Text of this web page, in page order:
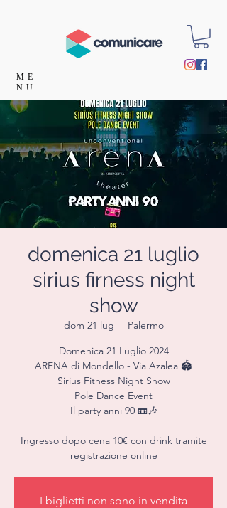
ME
NU
domenica 21 luglio
sirius firness night
show
dom 21 lug
  |
Palermo
Domenica 21 Luglio 2024
ARENA di Mondello - Via Azalea 🏟️
Sirius Fitness Night Show
Pole Dance Event
Il party anni 90 📼🎶
Ingresso dopo cena 10€ con drink tramite
registrazione online
I biglietti non sono in vendita